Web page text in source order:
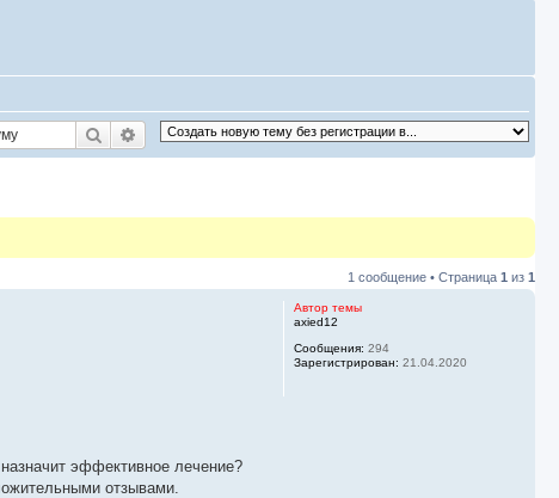
Поиск Расширенный поиск
1 сообщение • Страница 1 из 1
Автор темы
axied12
Сообщения: 294
Зарегистрирован: 21.04.2020
эффективное лечение?
отзывами.